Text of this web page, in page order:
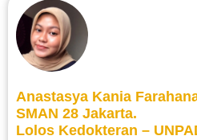
Anastasya Kania
SMAN 28 Jakarta.
Lolos Kedokteran –